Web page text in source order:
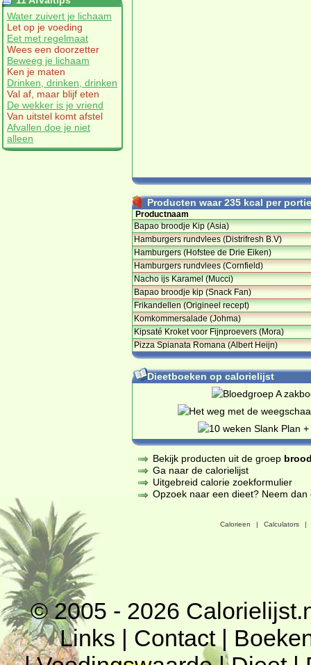
Water zuivert je lichaam
Let op je voeding
Eet met regelmaat
Wees een doorzetter
Beweeg je lichaam
Ken je maten
Drinken, drinken, drinken
Val af, maar blijf eten
De wekker is je vriend
Van uitstel komt afstel
Afvallen doe je niet
alleen
Producten waar 235 kcal per
Productnaam
Bapao broodje Kip (Asia)
Hamburgers rundvlees (Distrifresh B.V)
Hamburgers (Hofstee de Drie Eiken)
Hamburgers rundvlees (Cornfield)
Nacho ijs Karamel (Mucci)
Bapao broodje kip (Snack Fan)
Frikandellen (Origineel recept)
Komkommersalade (Johma)
Kipsaté Kroket voor Fijnproevers (Mora)
Pizza Spianata Romana (Albert Heijn)
Dieetboeken op calorielijst
Bekijk producten uit de groep
Ga naar de calorielijst
Uitgebreid calorie zoekformulier
Opzoek naar een dieet? Neem
Calorieen | Calculators |
© 2005 - 2026
Links | Contact|